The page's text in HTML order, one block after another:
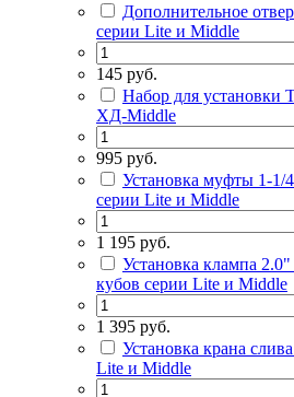
Дополнительное
серии Lite и Middle
145 руб.
Набор для
ХД-Middle
995 руб.
Установка муфты 1-
серии Lite и Middle
1 195 руб.
Установка клампа
кубов серии Lite и Middle
1 395 руб.
Установка крана
Lite и Middle